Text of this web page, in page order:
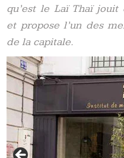
qu’est le Laï Thaï jouit
et propose l’un des
de la capitale.